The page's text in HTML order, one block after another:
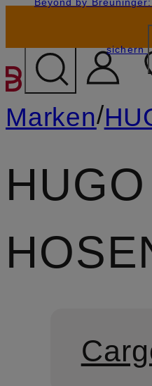
ZUM
sichern
Marken/
HUGO